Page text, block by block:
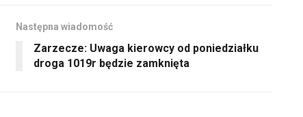
Następna wiadomość
Zarzecze: Uwaga kierowcy od poniedziałku
droga 1019r będzie zamknięta